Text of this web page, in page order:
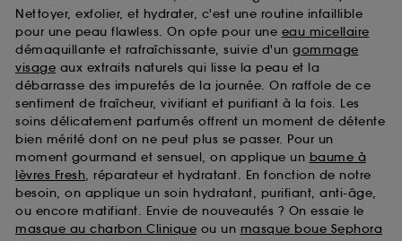
Nettoyer, exfolier, et hydrater, c'est une routine infaillible
pour une peau flawless. On opte pour une eau micellaire
démaquillante et rafraîchissante, suivie d'un gommage
visage aux extraits naturels qui lisse la peau et la
débarrasse des impuretés de la journée. On raffole de ce
sentiment de fraîcheur, vivifiant et purifiant à la fois. Les
soins délicatement parfumés offrent un moment de détente
bien mérité dont on ne peut plus se passer. Pour un
moment gourmand et sensuel, on applique un baume à
lèvres Fresh, réparateur et hydratant. En fonction de notre
besoin, on applique un soin hydratant, purifiant, anti-âge,
ou encore matifiant. Envie de nouveautés ? On essaie le
masque au charbon Clinique ou un masque boue Sephora